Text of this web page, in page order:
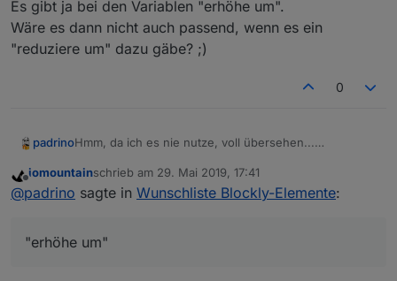
Es gibt ja bei den Variablen "erhöhe um".
Wäre es dann nicht auch passend, wenn es ein
"reduziere um" dazu gäbe? ;)
0
padrinoHmm, da ich es nie nutze, voll übersehen...
Wäre es dann nicht auch passend, wenn es ein
"reduziere um" dazu gäbe? ;)
Offline
iomountainschrieb am 29. Mai 2019, 17:41
zuletzt editiert von
@padrino sagte in Wunschliste Blockly-Elemente:
"erhöhe um"